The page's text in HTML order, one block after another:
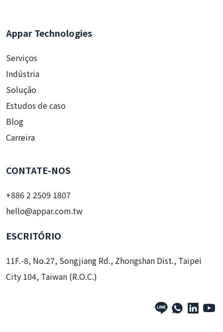
Appar Technologies
Serviços
Indústria
Solução
Estudos de caso
Blog
Carreira
CONTATE-NOS
+886 2 2509 1807
hello@appar.com.tw
ESCRITÓRIO
11F.-8, No.27, Songjiang Rd., Zhongshan Dist., Taipei
City 104, Taiwan (R.O.C.)